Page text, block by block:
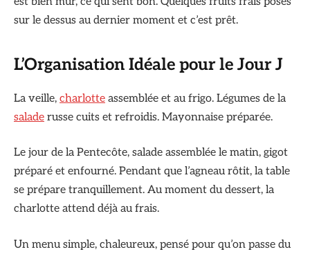
sur le dessus au dernier moment et c’est prêt.
L’Organisation Idéale pour le Jour J
La veille, charlotte assemblée et au frigo. Légumes de la
salade russe cuits et refroidis. Mayonnaise préparée.
Le jour de la Pentecôte, salade assemblée le matin, gigot
préparé et enfourné. Pendant que l’agneau rôtit, la table
se prépare tranquillement. Au moment du dessert, la
charlotte attend déjà au frais.
Un menu simple, chaleureux, pensé pour qu’on passe du